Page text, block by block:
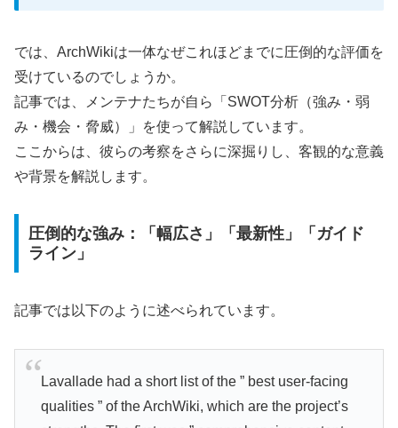
では、ArchWikiは一体なぜこれほどまでに圧倒的な評価を
受けているのでしょうか。
記事では、メンテナたちが自ら「SWOT分析（強み・弱
み・機会・脅威）」を使って解説しています。
ここからは、彼らの考察をさらに深掘りし、客観的な意義
や背景を解説します。
圧倒的な強み：「幅広さ」「最新性」「ガイド
ライン」
記事では以下のように述べられています。
Lavallade had a short list of the ” best user-facing
qualities ” of the ArchWiki, which are the project’s